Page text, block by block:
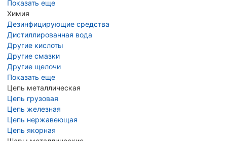
Показать еще
Химия
Дезинфицирующие средства
Дистиллированная вода
Другие кислоты
Другие смазки
Другие щелочи
Показать еще
Цепь металлическая
Цепь грузовая
Цепь железная
Цепь нержавеющая
Цепь якорная